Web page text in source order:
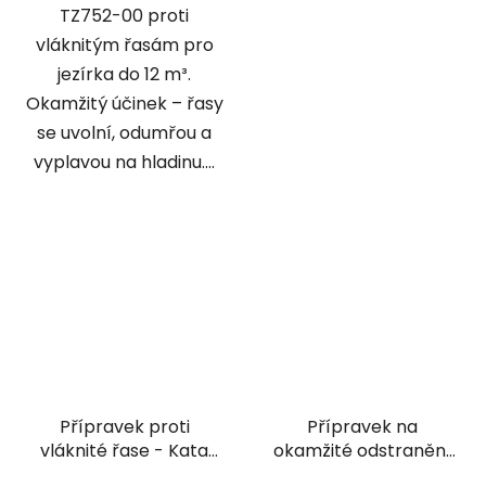
TZ752-00 proti
vláknitým řasám pro
jezírka do 12 m³.
Okamžitý účinek – řasy
se uvolní, odumřou a
vyplavou na hladinu....
Přípravek proti
vláknité řase - Kata
Přípravek na
okamžité odstranění